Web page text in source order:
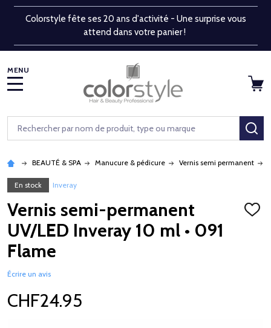
Colorstyle fête ses 20 ans d'activité - Une surprise vous
attend dans votre panier !
Rechercher
BEAUTÉ & SPA Manucure & pédicure Vernis semi permanent
En stock Inveray
Vernis semi-permanent
UV/LED Inveray 10 ml • 091
Flame
Écrire un avis
CHF24.95